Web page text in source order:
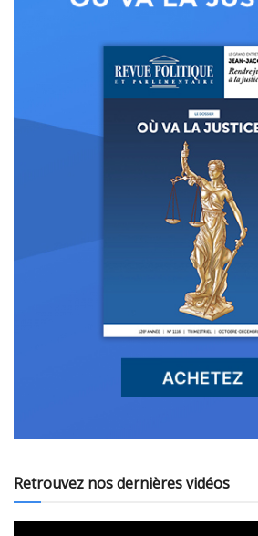
Retrouvez nos dernières vidéos